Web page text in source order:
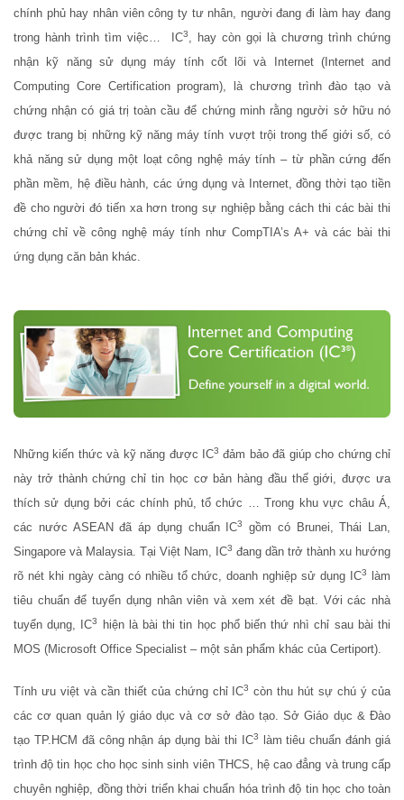
chính phủ hay nhân viên công ty tư nhân, người đang đi làm hay đang
trong hành trình tìm việc… IC3
, hay còn gọi là chương trình chứng
nhận kỹ năng sử dụng máy tính cốt lõi và Internet (Internet and
Computing Core Certification program), là chương trình đào tạo và
chứng nhận có giá trị toàn cầu để chứng minh rằng người sở hữu nó
được trang bị những kỹ năng máy tính vượt trội trong thế giới số, có
khả năng sử dụng một loạt công nghệ máy tính – từ phần cứng đến
phần mềm, hệ điều hành, các ứng dụng và Internet, đồng thời tạo tiền
đề cho người đó tiến xa hơn trong sự nghiệp bằng cách thi các bài thi
chứng chỉ về công nghệ máy tính như CompTIA’s A+ và các bài thi
ứng dụng căn bản khác.
Những kiến thức và kỹ năng được IC3 đảm bảo đã giúp cho chứng chỉ
này trở thành chứng chỉ tin học cơ bản hàng đầu thế giới, được ưa
thích sử dụng bởi các chính phủ, tổ chức … Trong khu vực châu Á,
các nước ASEAN đã áp dụng chuẩn IC3
gồm có Brunei, Thái Lan,
Singapore và Malaysia. Tại Việt Nam, IC3 đang dần trở thành xu hướng
rõ nét khi ngày càng có nhiều tổ chức, doanh nghiệp sử dụng IC3
làm
tiêu chuẩn để tuyển dụng nhân viên và xem xét đề bạt. Với các nhà
tuyển dụng, IC3
hiện là bài thi tin học phổ biến thứ nhì chỉ sau bài thi
MOS (Microsoft Office Specialist – một sản phẩm khác của Certiport).
Tính ưu việt và cần thiết của chứng chỉ IC3 còn thu hút sự chú ý của
các cơ quan quản lý giáo dục và cơ sở đào tạo. Sở Giáo dục & Đào
tạo TP.HCM đã công nhận áp dụng bài thi IC3
làm tiêu chuẩn đánh giá
trình độ tin học cho học sinh sinh viên THCS, hệ cao đẳng và trung cấp
chuyên nghiệp, đồng thời triển khai chuẩn hóa trình độ tin học cho toàn